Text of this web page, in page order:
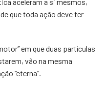
que toda ação deve ter
em que duas partículas
vão na mesma
“eterna”.